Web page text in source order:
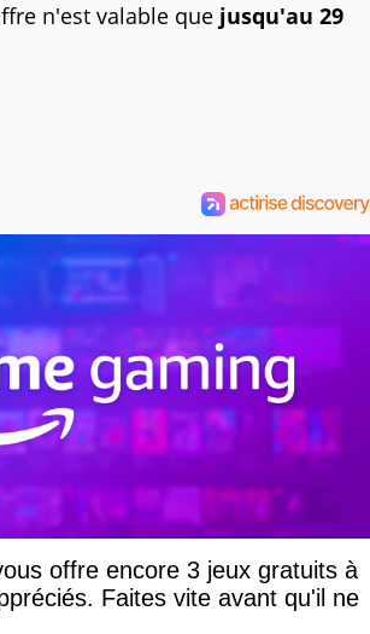
n'est valable que jusqu'au 29
offre encore 3 jeux gratuits à
Faites vite avant qu'il ne